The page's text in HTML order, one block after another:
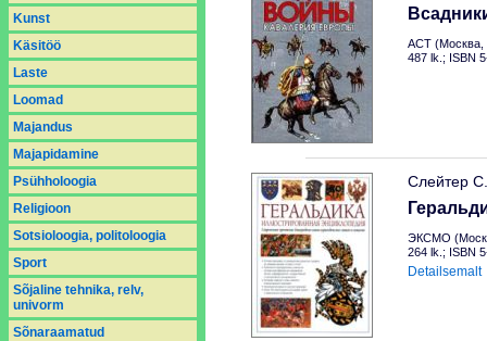
Kunst
Käsitöö
Laste
Loomad
Majandus
Majapidamine
Psühholoogia
Religioon
Sotsioloogia, politoloogia
Sport
Sõjaline tehnika, relv,
univorm
Sõnaraamatud
АСТ (Москва,
487 lk.; ISBN
Слейтер С.
ЭКСМО
264 lk.; ISBN
Detailsemalt